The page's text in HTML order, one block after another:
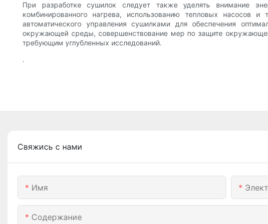
При разработке сушилок следует также уделять внимание
комбинированного нагрева, использованию тепловых насосов
автоматического управления сушилками для обеспечения
окружающей среды, совершенствование мер по защите
требующим углубленных исследований.
.
Свяжись с нами
Имя
Содержание